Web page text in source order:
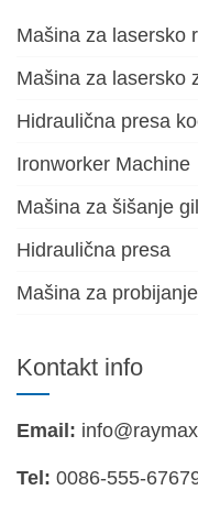
Mašina za lasersko
Mašina za lasersko
Hidraulična presa
Ironworker Machine
Mašina za šišanje
Hidraulična presa
Mašina za probijanje
Kontakt info
Email:
Tel: 0086-555-